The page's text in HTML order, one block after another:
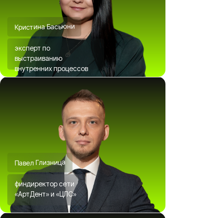
эксперт по
выстраиванию
внутренних процессов
Кристина Басьюни
финдиректор сети
«АртДент» и «ЦЛС»
Павел Глизница